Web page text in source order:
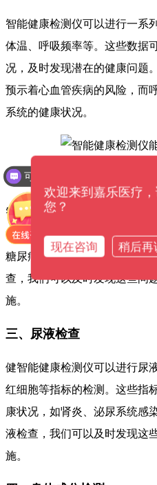
智能健康检测仪可以进行一系
体温、呼吸频率等。这些数据
况，及时发现潜在的健康问题
预示着心血管疾病的风险，而
系统的健康状况。
二、血液检查
智能健康检测仪可以进行血液
等指标的检测。这些指标的变
糖尿病、高血脂、高血压等疾
查，我们可以及时发现这些问
施。
三、尿液检查
健智能健康检测仪可以进行尿
红细胞等指标的检测。这些指
康状况，如肾炎、泌尿系统感
液检查，我们可以及时发现这
施。
欢迎来到嘉乐医疗
您？
现在咨询 稍后再